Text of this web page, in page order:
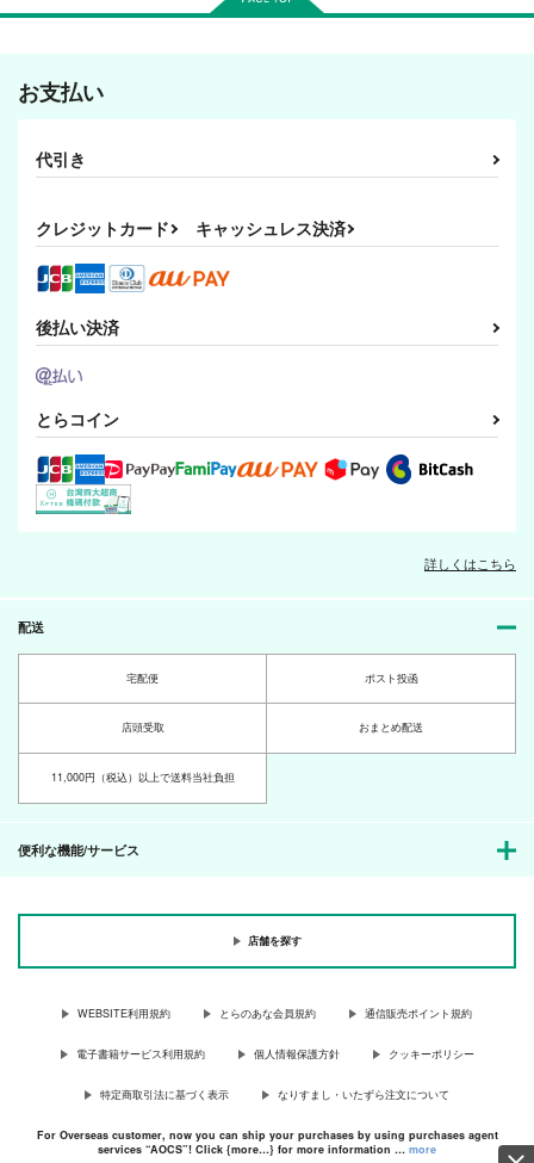
お支払い
代引き
クレジットカード キャッシュレス決済
後払い決済
とらコイン
詳しくはこちら
配送
宅配便 ポスト投函
店頭受取 おまとめ配送
11,000円（税込）以上で送料当社負担
便利な機能/サービス
店舗を探す
WEBSITE利用規約 とらのあな会員規約 通信販売ポイント規約
電子書籍サービス利用規約 個人情報保護方針 クッキーポリシー
特定商取引法に基づく表示 なりすまし・いたずら注文について
For Overseas customer, now you can ship your purchases by using purchases agent
services “AOCS”! Click {more…} for more information … more